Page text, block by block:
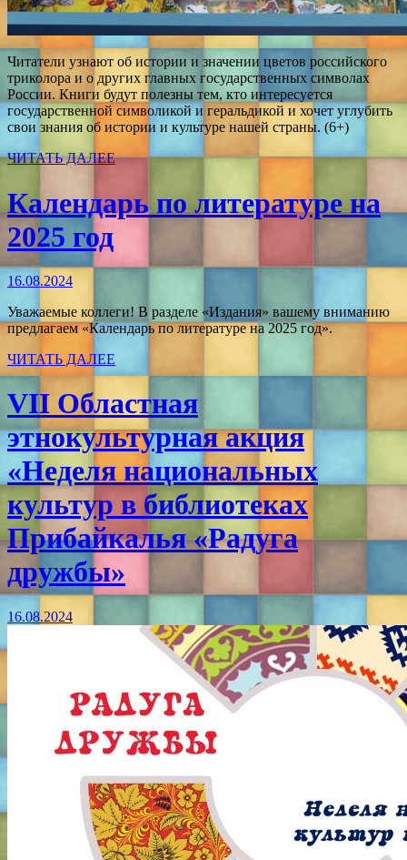
Читатели узнают об истории и значении цветов российского
триколора и о других главных государственных символах
России. Книги будут полезны тем, кто интересуется
государственной символикой и геральдикой и хочет углубить
свои знания об истории и культуре нашей страны. (6+)
ЧИТАТЬ ДАЛЕЕ
Календарь по литературе на
2025 год
16.08.2024
Уважаемые коллеги! В разделе «Издания» вашему вниманию
предлагаем «Календарь по литературе на 2025 год».
ЧИТАТЬ ДАЛЕЕ
VII Областная
этнокультурная акция
«Неделя национальных
культур в библиотеках
Прибайкалья «Радуга
дружбы»
16.08.2024